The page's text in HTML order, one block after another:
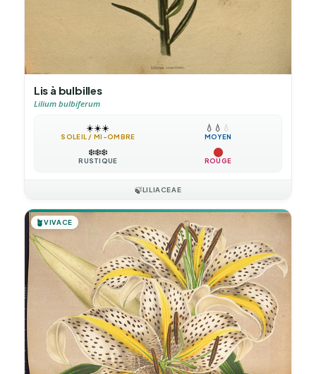
Lis à bulbilles
Lilium bulbiferum
☀️☀️☀️
SOLEIL / MI-OMBRE
💧 💧 💧
MOYEN
❄️❄️❄️
RUSTIQUE ROUGE
🍃LILIACEAE
🪴VIVACE